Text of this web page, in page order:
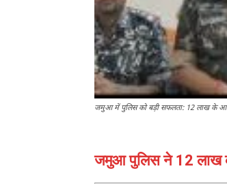
जमुआ में पुलिस को बड़ी सफलता: 12 लाख के
जमुआ पुलिस ने 12 लाख